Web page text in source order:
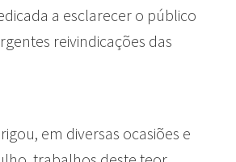
a esclarecer o público
reivindicações das
em diversas ocasiões e